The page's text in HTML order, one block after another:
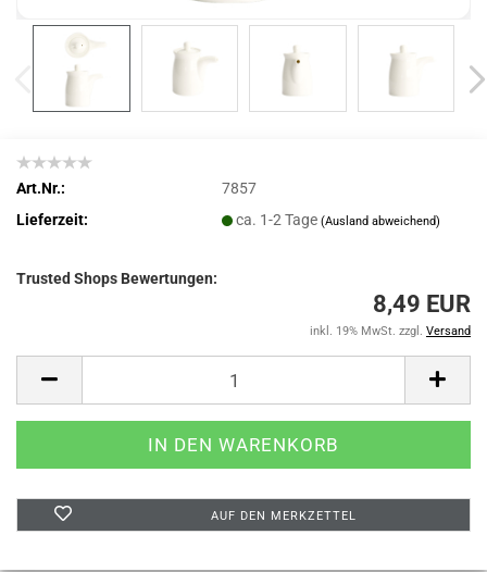
Art.Nr.:
7857
Lieferzeit:
ca. 1-2 Tage(Ausland abweichend)
Trusted Shops Bewertungen:
8,49 EUR
inkl. 19% MwSt. zzgl. Versand
AUF DEN MERKZETTEL